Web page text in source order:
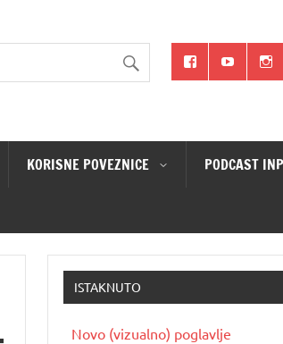
KORISNE POVEZNICE PODCAST
ISTAKNUTO
Novo (vizualno) poglavlje